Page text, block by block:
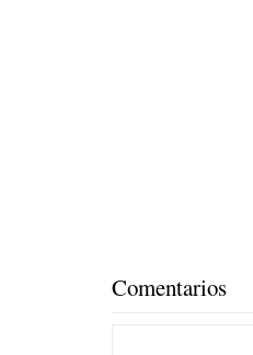
Comentarios